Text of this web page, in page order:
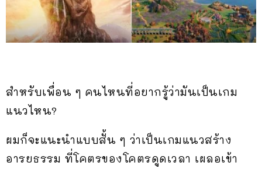
สำหรับเพื่อน ๆ คนไหนที่อยากรู้ว่ามันเป็นเกม
แนวไหน?
ผมก็จะแนะนำแบบสั้น ๆ ว่าเป็นเกมแนวสร้าง
อารยธรรม ที่โคตรของโคตรดูดเวลา เผลอเข้า